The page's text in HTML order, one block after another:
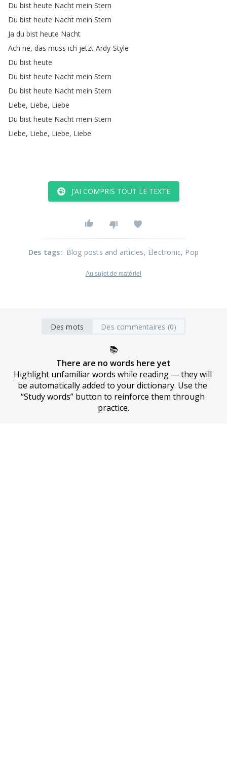
Du bist heute Nacht mein Stern
Du bist heute Nacht mein Stern
Ja du bist heute Nacht
Ach ne, das muss ich jetzt Ardy-Style
Du bist heute
Du bist heute Nacht mein Stern
Du bist heute Nacht mein Stern
Liebe, Liebe, Liebe
Du bist heute Nacht mein Stern
Liebe, Liebe, Liebe, Liebe
J’AI COMPRIS TOUT LE TEXTE
Des tags: Blog posts and articles, Electronic, Pop
Au sujet de matériel
Des mots Des commentaires (0)
📚
There are no words here yet
Highlight unfamiliar words while reading — they will
be automatically added to your dictionary. Use the
“Study words” button to reinforce them through
practice.